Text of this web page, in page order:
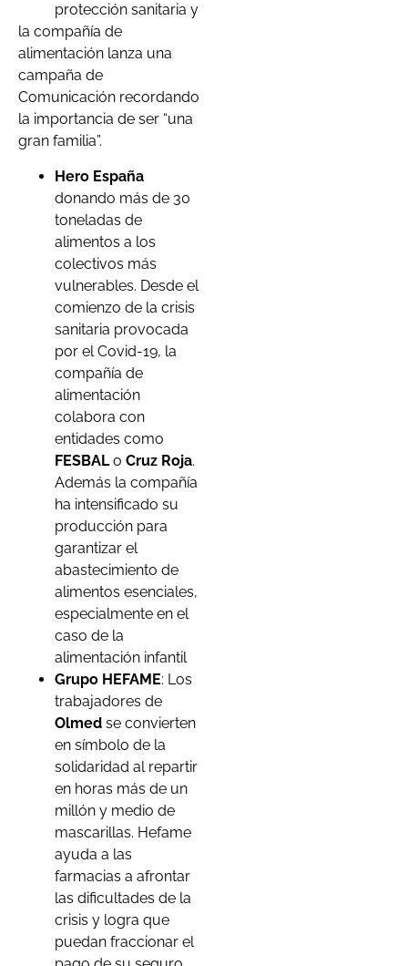
protección sanitaria y
la compañía de
alimentación lanza una
campaña de
Comunicación recordando
la importancia de ser “una
gran familia”.
Hero España
donando más de 30
toneladas de
alimentos a los
colectivos más
vulnerables. Desde el
comienzo de la crisis
sanitaria provocada
por el Covid-19, la
compañía de
alimentación
colabora con
entidades como
FESBALo Cruz Roja.
Además la compañía
ha intensificado su
producción para
garantizar el
abastecimiento de
alimentos esenciales,
especialmente en el
caso de la
alimentación infantil
Grupo HEFAME: Los
trabajadores de
Olmed se convierten
en símbolo de la
solidaridad al repartir
en horas más de un
millón y medio de
mascarillas. Hefame
ayuda a las
farmacias a afrontar
las dificultades de la
crisis y logra que
puedan fraccionar el